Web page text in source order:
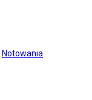
Notowania